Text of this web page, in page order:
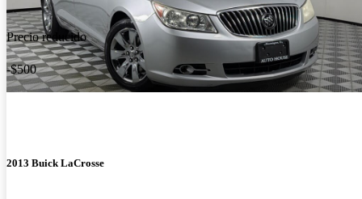
Precio reducido
-$500
2013 Buick LaCrosse